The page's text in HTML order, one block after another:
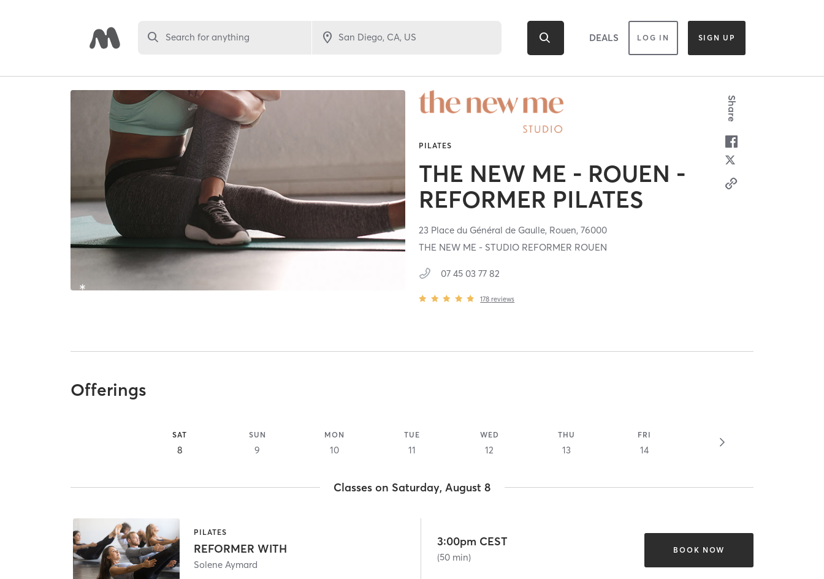
Search for anything DEALS LOG IN SIGN UP
PILATES
THE NEW ME - ROUEN -
REFORMER PILATES
23 Place du Général de Gaulle, Rouen,76000
THE NEW ME - STUDIO REFORMER ROUEN
07 45 03 77 82
178 reviews
Share
Offerings
SAT
8
SUN
9
MON
10
TUE
11
WED
12
THU
13
FRI
14
Classes on Saturday, August 8
PILATES
REFORMER WITH
Solene Aymard
3:00pm CEST
(50 min)
BOOK NOW